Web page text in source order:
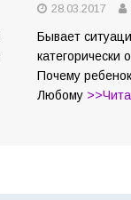
28.03.2017
Бывает
категорически
Почему
Любому